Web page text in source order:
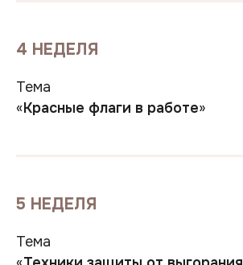
4 НЕДЕЛЯ
Тема
«Красные флаги в работе»
5 НЕДЕЛЯ
Тема